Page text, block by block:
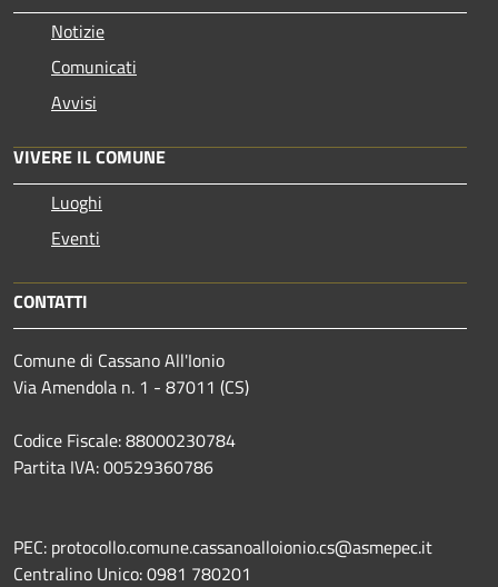
Notizie
Comunicati
Avvisi
VIVERE IL COMUNE
Luoghi
Eventi
CONTATTI
Comune di Cassano All'Ionio
Via Amendola n. 1 - 87011 (CS)
Codice Fiscale: 88000230784
Partita IVA: 00529360786
PEC: protocollo.comune.cassanoalloionio.cs@asmepec.it
Centralino Unico: 0981 780201